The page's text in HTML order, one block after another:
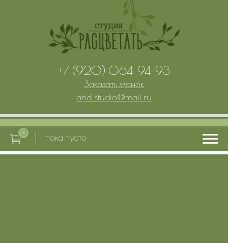
+7 (920) 064-94-93
Заказать звонок
and_studio@mail.ru
0 пока пусто